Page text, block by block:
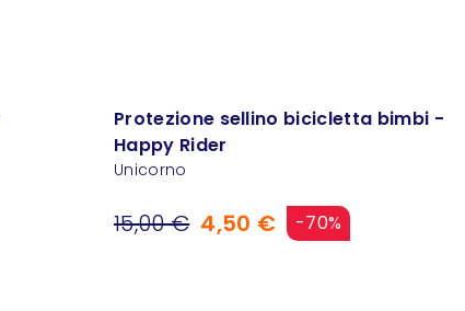
Protezione sellino bicicletta bimbi -
Happy Rider
Unicorno
15,00 € 4,50 € -70%